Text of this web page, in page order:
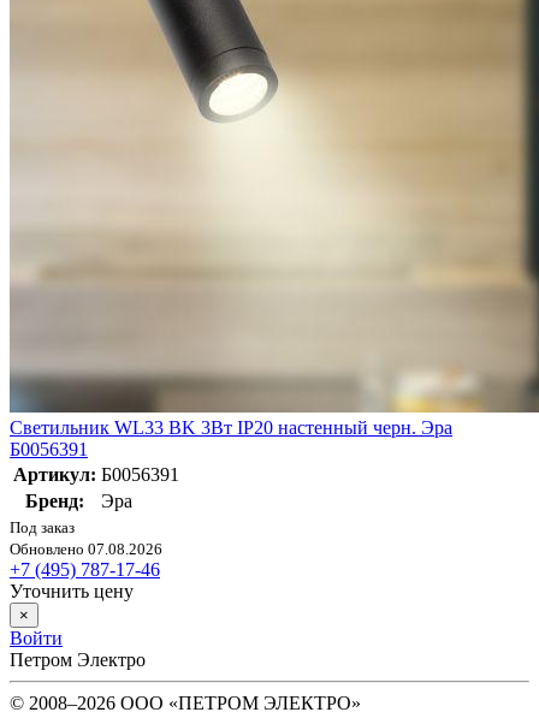
Светильник WL33 BK 3Вт IP20 настенный черн. Эра
Б0056391
Артикул: Б0056391
Бренд:
Эра
Под заказ
Обновлено 07.08.2026
+7 (495) 787-17-46
Уточнить цену
×
Войти
Петром Электро
© 2008–2026 ООО «ПЕТРОМ ЭЛЕКТРО»